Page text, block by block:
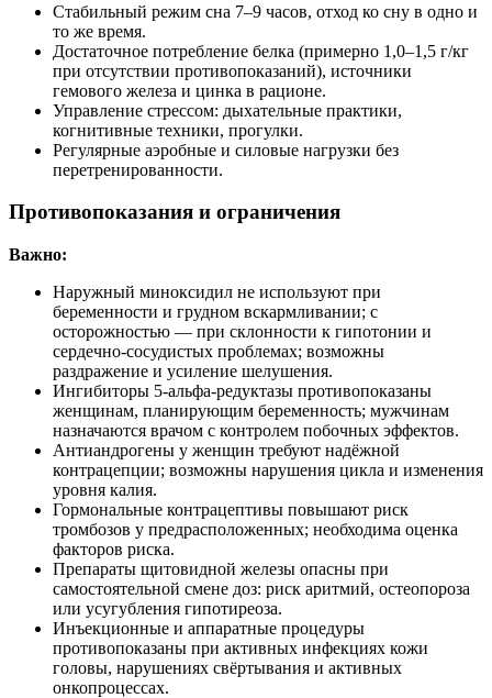
Стабильный режим сна 7–9 часов, отход ко сну в одно и
то же время.
Достаточное потребление белка (примерно 1,0–1,5 г/кг
при отсутствии противопоказаний), источники
гемового железа и цинка в рационе.
Управление стрессом: дыхательные практики,
когнитивные техники, прогулки.
Регулярные аэробные и силовые нагрузки без
перетренированности.
Противопоказания и ограничения
Важно:
Наружный миноксидил не используют при
беременности и грудном вскармливании; с
осторожностью — при склонности к гипотонии и
сердечно‑сосудистых проблемах; возможны
раздражение и усиление шелушения.
Ингибиторы 5‑альфа‑редуктазы противопоказаны
женщинам, планирующим беременность; мужчинам
назначаются врачом с контролем побочных эффектов.
Антиандрогены у женщин требуют надёжной
контрацепции; возможны нарушения цикла и изменения
уровня калия.
Гормональные контрацептивы повышают риск
тромбозов у предрасположенных; необходима оценка
факторов риска.
Препараты щитовидной железы опасны при
самостоятельной смене доз: риск аритмий, остеопороза
или усугубления гипотиреоза.
Инъекционные и аппаратные процедуры
противопоказаны при активных инфекциях кожи
головы, нарушениях свёртывания и активных
онкопроцессах.